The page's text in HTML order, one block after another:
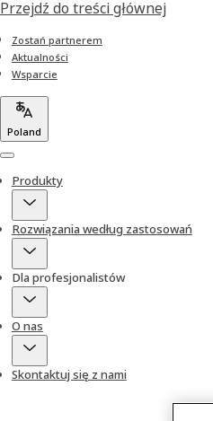
Przejdź do treści głównej
Zostań partnerem
Aktualności
Wsparcie
Poland
Menu
Produkty
Rozwiązania według zastosowań
Dla profesjonalistów
O nas
Skontaktuj się z nami